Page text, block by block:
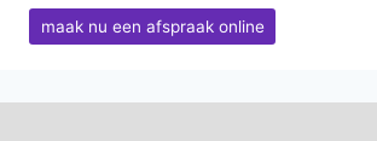
maak nu een afspraak online